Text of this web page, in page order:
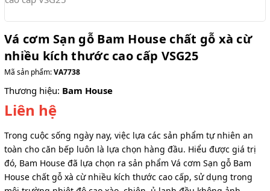
Vá cơm Sạn gỗ Bam House chất gỗ xà cừ
nhiều kích thước cao cấp VSG25
Mã sản phẩm:VA7738
Thương hiệu: Bam House
Liên hệ
Trong cuộc sống ngày nay, việc lựa các sản phẩm tự nhiên an
toàn cho căn bếp luôn là lựa chọn hàng đầu. Hiểu được giá trị
đó, Bam House đã lựa chọn ra sản phẩm Vá cơm Sạn gỗ Bam
House chất gỗ xà cừ nhiều kích thước cao cấp, sử dụng trong